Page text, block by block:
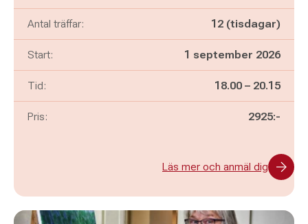
Antal träffar: 12 (tisdagar)
Start: 1 september 2026
Tid: Pågår mellan
18.00 – och
20.15
Pris: 2925:-
Läs mer och anmäl dig